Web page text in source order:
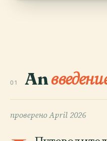
01 An
провереноApril 2026